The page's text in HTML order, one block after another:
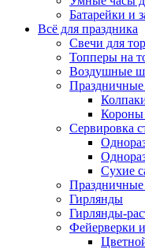
Батарейки и
Всё для праздника
Свечи для
Топперы на
Воздушные
Короны
Сервировка
Сухие
Праздничные
Гирлянды
Гирлянды-
Фейерверки